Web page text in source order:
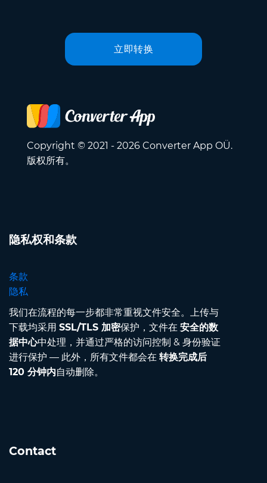
立即转换
Copyright © 2021 - 2026 Converter App OÜ.
版权所有。
隐私权和条款
条款
隐私
我们在流程的每一步都非常重视文件安全。上传与
下载均采用 SSL/TLS 加密保护，文件在 安全的数
据中心中处理，并通过严格的访问控制 & 身份验证
进行保护 — 此外，所有文件都会在 转换完成后
120 分钟内自动删除。
Contact